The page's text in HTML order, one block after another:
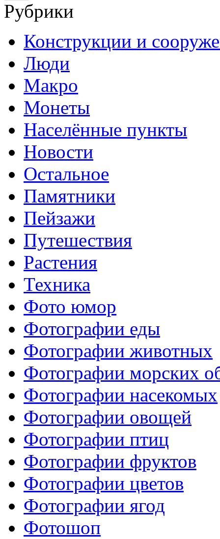
Рубрики
Конструкции и
Люди
Макро
Монеты
Населённые пункты
Новости
Остальное
Памятники
Пейзажи
Путешествия
Растения
Техника
Фото юмор
Фотографии еды
Фотографии животных
Фотографии морских
Фотографии насекомых
Фотографии овощей
Фотографии птиц
Фотографии фруктов
Фотографии цветов
Фотографии ягод
Фотошоп